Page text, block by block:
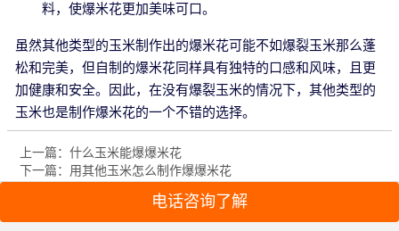
料，使爆米花更加美味可口。
虽然其他类型的玉米制作出的爆米花可能不如爆裂玉米那么蓬
松和完美，但自制的爆米花同样具有独特的口感和风味，且更
加健康和安全。因此，在没有爆裂玉米的情况下，其他类型的
玉米也是制作爆米花的一个不错的选择。
上一篇：什么玉米能爆爆米花
下一篇：用其他玉米怎么制作爆爆米花
电话咨询了解